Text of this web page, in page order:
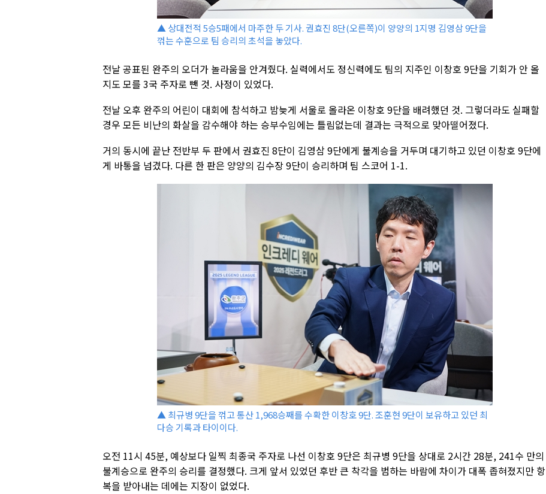
▲ 상대전적 5승5패에서 마주한 두 기사. 권효진 8단(오른쪽)이 양양의 1지명 김영삼 9단을
꺾는 수훈으로 팀 승리의 초석을 놓았다.
전날 공표된 완주의 오더가 놀라움을 안겨줬다. 실력에서도 정신력에도 팀의 지주인 이창호 9단을 기회가 안 올
지도 모를 3국 주자로 뺀 것. 사정이 있었다.
전날 오후 완주의 어린이 대회에 참석하고 밤늦게 서울로 올라온 이창호 9단을 배려했던 것. 그렇더라도 실패할
경우 모든 비난의 화살을 감수해야 하는 승부수임에는 틀림없는데 결과는 극적으로 맞아떨어졌다.
거의 동시에 끝난 전반부 두 판에서 권효진 8단이 김영삼 9단에게 불계승을 거두며 대기하고 있던 이창호 9단에
게 바통을 넘겼다. 다른 한 판은 양양의 김수장 9단이 승리하며 팀 스코어 1-1.
▲ 최규병 9단을 꺾고 통산 1,968승째를 수확한 이창호 9단. 조훈현 9단이 보유하고 있던 최
다승 기록과 타이이다.
오전 11시 45분, 예상보다 일찍 최종국 주자로 나선 이창호 9단은 최규병 9단을 상대로 2시간 28분, 241수 만의
불계승으로 완주의 승리를 결정했다. 크게 앞서 있었던 후반 큰 착각을 범하는 바람에 차이가 대폭 좁혀졌지만 항
복을 받아내는 데에는 지장이 없었다.